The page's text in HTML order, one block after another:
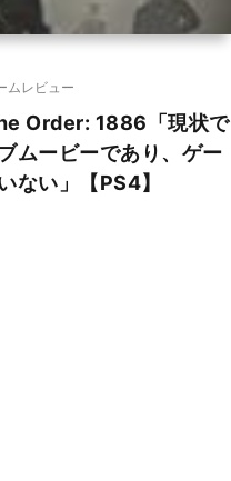
ムレビュー
Order: 1886「現状で
ムービーであり、ゲー
ない」【PS4】